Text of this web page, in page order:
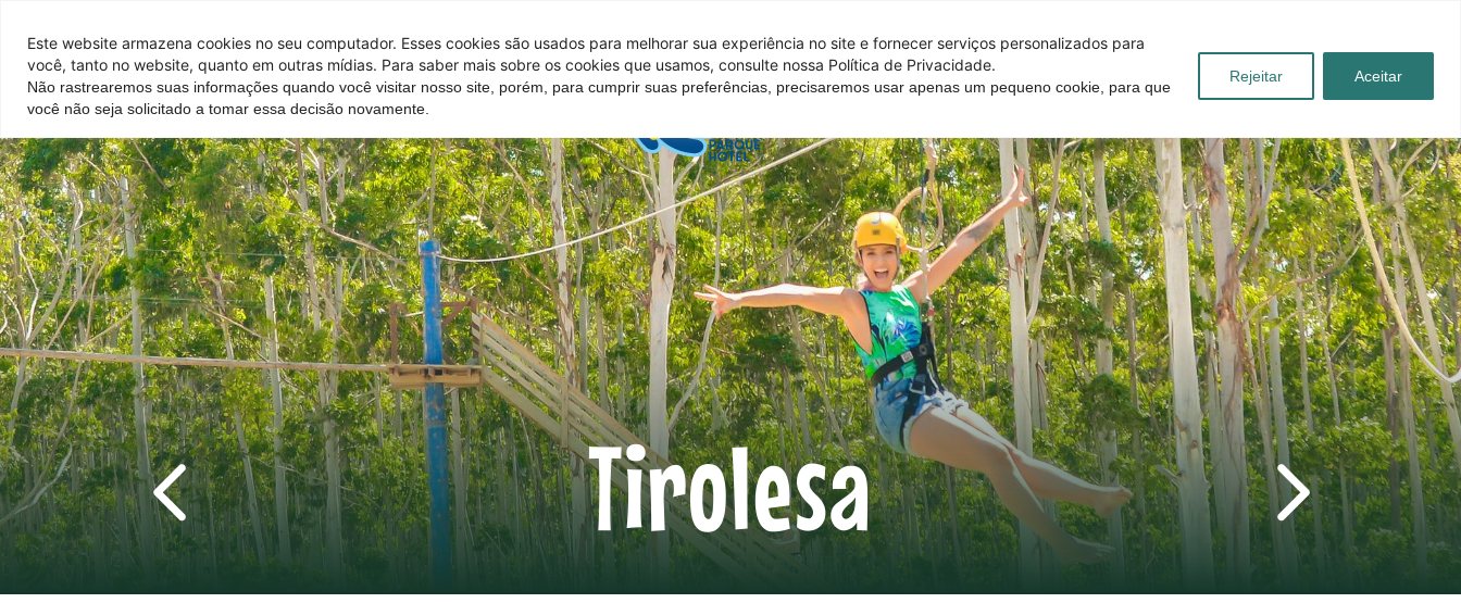
Este website armazena cookies no seu computador. Esses cookies são usados ​​para melhorar sua experiência no site e fornecer serviços personalizados para
você, tanto no website, quanto em outras mídias. Para saber mais sobre os cookies que usamos, consulte nossa Política de Privacidade.
Não rastrearemos suas informações quando você visitar nosso site, porém, para cumprir suas preferências, precisaremos usar apenas um pequeno cookie, para que
você não seja solicitado a tomar essa decisão novamente.
Rejeitar Aceitar
Parque Hotel Atrações Tire suas dúvidas Blog Contato
Tirolesa